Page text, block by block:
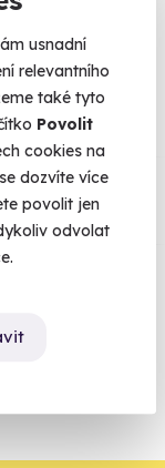
usnadní
relevantního
také tyto
Povolit
cookies na
se dozvíte více
povolit jen
odvolat